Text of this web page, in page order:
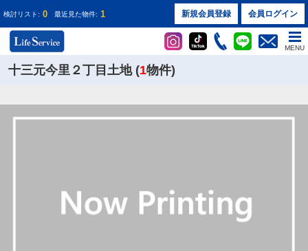
検討リスト: 0 最近見た物件: 1 新規会員登録 会員ログイン
MENU
十三元今里２丁目土地 (1物件)